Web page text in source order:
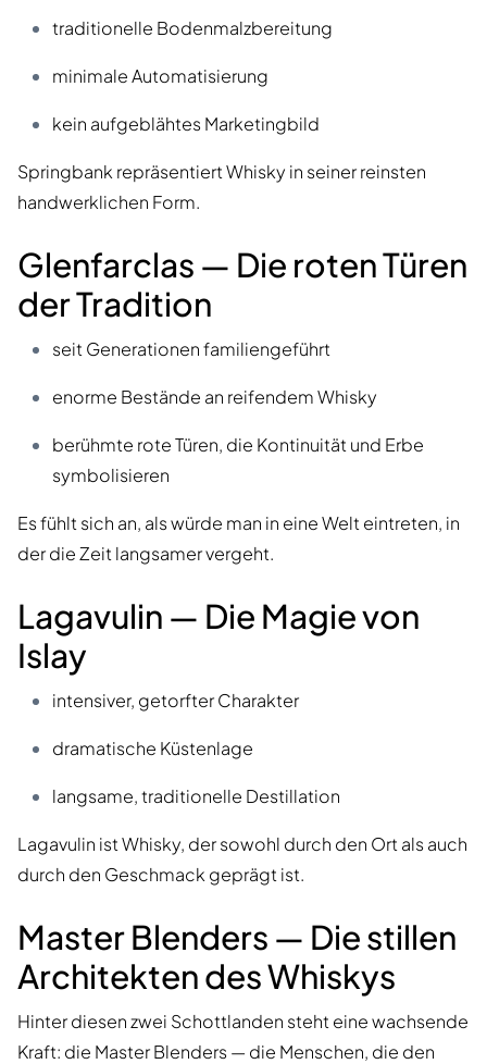
traditionelle Bodenmalzbereitung
minimale Automatisierung
kein aufgeblähtes Marketingbild
Springbank repräsentiert Whisky in seiner reinsten
handwerklichen Form.
Glenfarclas — Die roten Türen
der Tradition
seit Generationen familiengeführt
enorme Bestände an reifendem Whisky
berühmte rote Türen, die Kontinuität und Erbe
symbolisieren
Es fühlt sich an, als würde man in eine Welt eintreten, in
der die Zeit langsamer vergeht.
Lagavulin — Die Magie von
Islay
intensiver, getorfter Charakter
dramatische Küstenlage
langsame, traditionelle Destillation
Lagavulin ist Whisky, der sowohl durch den Ort als auch
durch den Geschmack geprägt ist.
Master Blenders — Die stillen
Architekten des Whiskys
Hinter diesen zwei Schottlanden steht eine wachsende
Kraft: die Master Blenders — die Menschen, die den